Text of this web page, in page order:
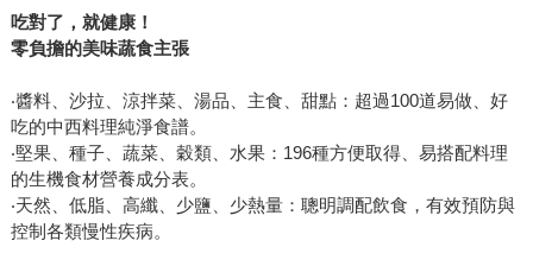
吃對了，就健康！
零負擔的美味蔬食主張
‧醬料、沙拉、涼拌菜、湯品、主食、甜點：超過100道易做、好
吃的中西料理純淨食譜。
‧堅果、種子、蔬菜、穀類、水果：196種方便取得、易搭配料理
的生機食材營養成分表。
‧天然、低脂、高纖、少鹽、少熱量：聰明調配飲食，有效預防與
控制各類慢性疾病。